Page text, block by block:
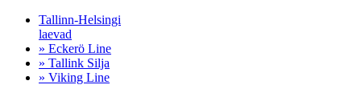
Tallinn-Helsingi
laevad
» Eckerö Line
» Tallink Silja
» Viking Line